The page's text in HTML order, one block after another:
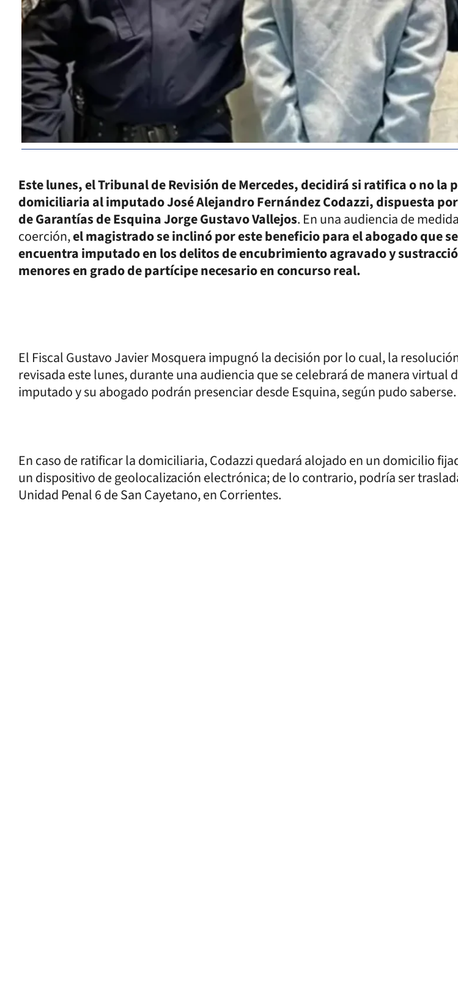
Este lunes, el Tribunal de Revisión de Mercedes, decidirá si ratifica o no la
domiciliaria al imputado José Alejandro Fernández Codazzi, dispuesta
de Garantías de Esquina Jorge Gustavo Vallejos. En una audiencia de
coerción,el magistrado se inclinó por este beneficio para el abogado que se
encuentra imputado en los delitos de encubrimiento agravado y
menores en grado de partícipe necesario en concurso real.
El Fiscal Gustavo Javier Mosquera impugnó la decisión por lo cual, la
revisada este lunes, durante una audiencia que se celebrará de manera virtual
imputado y su abogado podrán presenciar desde Esquina, según pudo saberse.
En caso de ratificar la domiciliaria, Codazzi quedará alojado en un domicilio
un dispositivo de geolocalización electrónica; de lo contrario, podría ser
Unidad Penal 6 de San Cayetano, en Corrientes.